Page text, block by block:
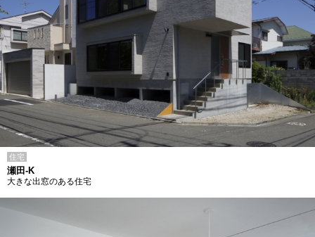
住宅
瀬田-K
大きな出窓のある住宅